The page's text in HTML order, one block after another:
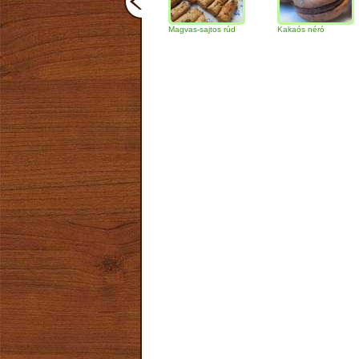
Csokoládés-diós
szendvics
Magvas-sajtos rúd Kakaós néró